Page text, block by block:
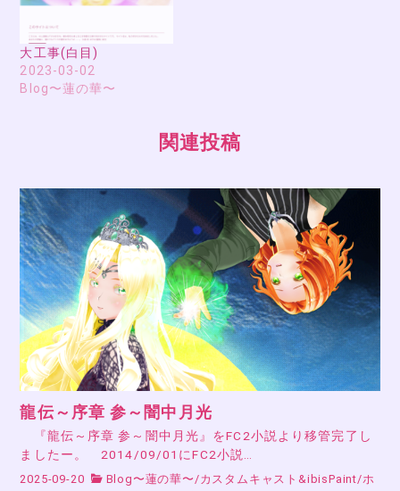
大工事(白目)
2023-03-02
Blog〜蓮の華〜
関連投稿
龍伝～序章 参～闇中月光
『龍伝～序章 参～闇中月光』をFC2小説より移管完了し
ましたー。 2014/09/01にFC2小説…
2025-09-20 Blog〜蓮の華〜/カスタムキャスト&ibisPaint/ホ